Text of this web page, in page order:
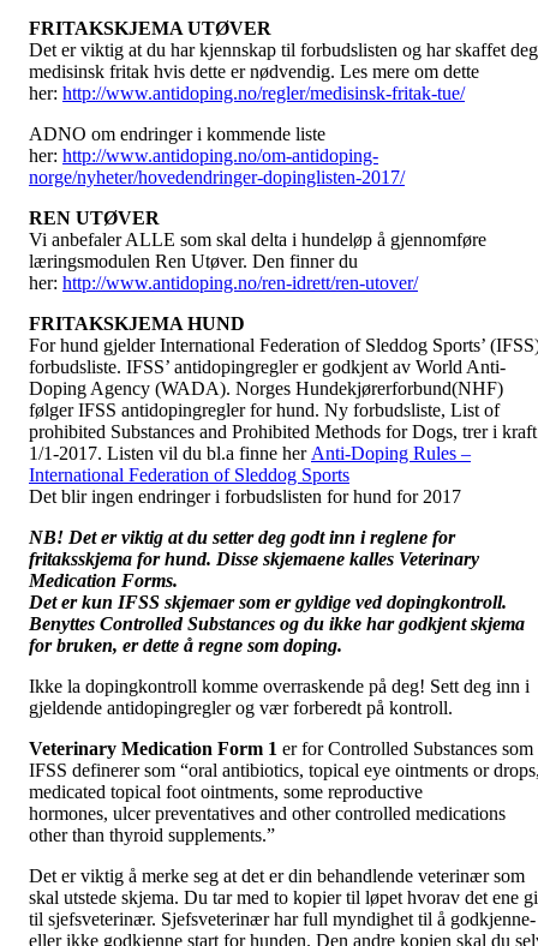
FRITAKSKJEMA UTØVER
Det er viktig at du har kjennskap til forbudslisten og har skaffet deg
medisinsk fritak hvis dette er nødvendig. Les mere om dette
her: http://www.antidoping.no/regler/medisinsk-fritak-tue/
ADNO om endringer i kommende liste
her: http://www.antidoping.no/om-antidoping-
norge/nyheter/hovedendringer-dopinglisten-2017/
REN UTØVER
Vi anbefaler ALLE som skal delta i hundeløp å gjennomføre
læringsmodulen Ren Utøver. Den finner du
her: http://www.antidoping.no/ren-idrett/ren-utover/
FRITAKSKJEMA HUND
For hund gjelder International Federation of Sleddog Sports’
forbudsliste. IFSS’ antidopingregler er godkjent av World Anti-
Doping Agency (WADA). Norges Hundekjørerforbund(NHF)
følger IFSS antidopingregler for hund. Ny forbudsliste, List of
prohibited Substances and Prohibited Methods for Dogs, trer i kraft
1/1-2017. Listen vil du bl.a finne her Anti-Doping Rules –
International Federation of Sleddog Sports
Det blir ingen endringer i forbudslisten for hund for 2017
NB! Det er viktig at du setter deg godt inn i reglene for
fritaksskjema for hund. Disse skjemaene kalles Veterinary
Medication Forms.
Det er kun IFSS skjemaer som er gyldige ved dopingkontroll.
Benyttes Controlled Substances og du ikke har godkjent skjema
for bruken, er dette å regne som doping.
Ikke la dopingkontroll komme overraskende på deg! Sett deg inn i
gjeldende antidopingregler og vær forberedt på kontroll.
Veterinary Medication Form 1 er for Controlled Substances som
IFSS definerer som “oral antibiotics, topical eye ointments or
medicated topical foot ointments, some reproductive
hormones, ulcer preventatives and other controlled medications
other than thyroid supplements.”
Det er viktig å merke seg at det er din behandlende veterinær som
skal utstede skjema. Du tar med to kopier til løpet hvorav det ene
til sjefsveterinær. Sjefsveterinær har full myndighet til å godkjenne-
eller ikke godkjenne start for hunden. Den andre kopien skal du